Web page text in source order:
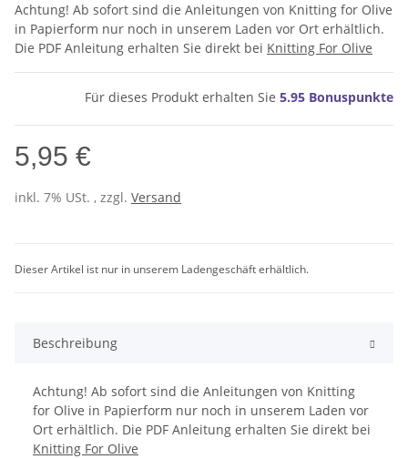
Achtung! Ab sofort sind die Anleitungen von Knitting for Olive
in Papierform nur noch in unserem Laden vor Ort erhältlich.
Die PDF Anleitung erhalten Sie direkt bei Knitting For Olive
Für dieses Produkt erhalten Sie 5.95 Bonuspunkte
5,95 €
inkl. 7% USt. , zzgl. Versand
Dieser Artikel ist nur in unserem Ladengeschäft erhältlich.
Beschreibung
Achtung! Ab sofort sind die Anleitungen von Knitting
for Olive in Papierform nur noch in unserem Laden vor
Ort erhältlich. Die PDF Anleitung erhalten Sie direkt bei
Knitting For Olive